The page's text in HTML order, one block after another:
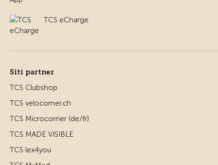
TCS eCharge
Siti partner
TCS Clubshop
TCS velocorner.ch
TCS Microcorner (de/fr)
TCS MADE VISIBLE
TCS lex4you